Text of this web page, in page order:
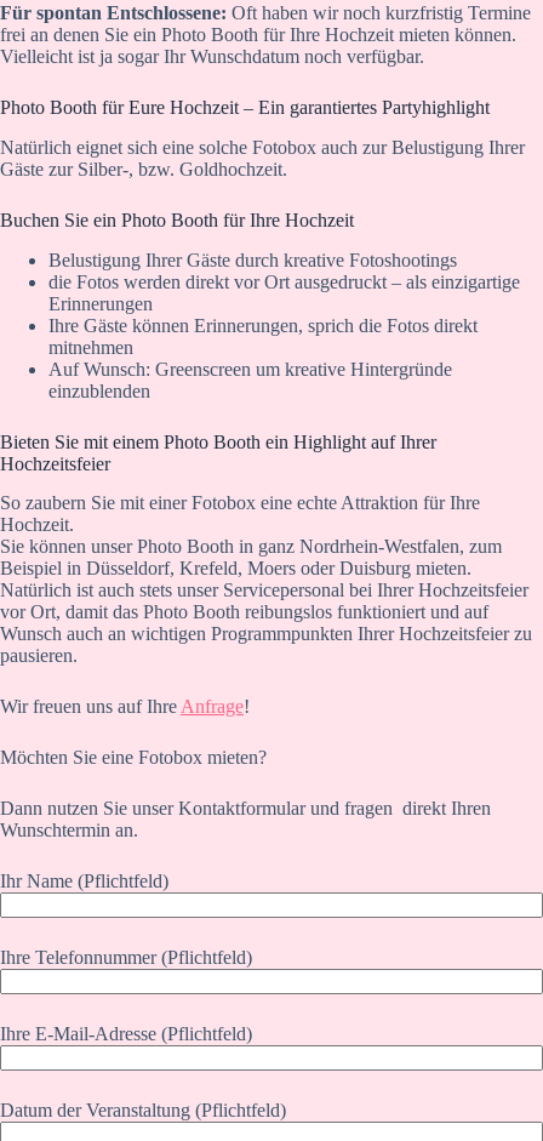
Für spontan Entschlossene: Oft haben wir noch kurzfristig Termine
frei an denen Sie ein Photo Booth für Ihre Hochzeit mieten können.
Vielleicht ist ja sogar Ihr Wunschdatum noch verfügbar.
Photo Booth für Eure Hochzeit – Ein garantiertes Partyhighlight
Natürlich eignet sich eine solche Fotobox auch zur Belustigung Ihrer
Gäste zur Silber-, bzw. Goldhochzeit.
Buchen Sie ein Photo Booth für Ihre Hochzeit
Belustigung Ihrer Gäste durch kreative Fotoshootings
die Fotos werden direkt vor Ort ausgedruckt – als einzigartige
Erinnerungen
Ihre Gäste können Erinnerungen, sprich die Fotos direkt
mitnehmen
Auf Wunsch: Greenscreen um kreative Hintergründe
einzublenden
Bieten Sie mit einem Photo Booth ein Highlight auf Ihrer
Hochzeitsfeier
So zaubern Sie mit einer Fotobox eine echte Attraktion für Ihre
Hochzeit.
Sie können unser Photo Booth in ganz Nordrhein-Westfalen, zum
Beispiel in Düsseldorf, Krefeld, Moers oder Duisburg mieten.
Natürlich ist auch stets unser Servicepersonal bei Ihrer Hochzeitsfeier
vor Ort, damit das Photo Booth reibungslos funktioniert und auf
Wunsch auch an wichtigen Programmpunkten Ihrer Hochzeitsfeier zu
pausieren.
Wir freuen uns auf Ihre Anfrage!
Möchten Sie eine Fotobox mieten?
Dann nutzen Sie unser Kontaktformular und fragen direkt Ihren
Wunschtermin an.
Ihr Name (Pflichtfeld)
Ihre Telefonnummer (Pflichtfeld)
Ihre E-Mail-Adresse (Pflichtfeld)
Datum der Veranstaltung (Pflichtfeld)